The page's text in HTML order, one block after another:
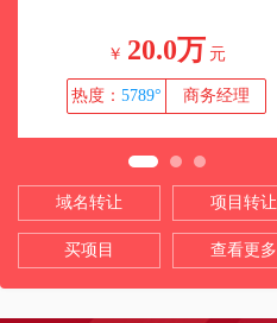
￥ 20.0万 元
热度： 5789° 商务经理
域名转让 项目转让
买项目 查看更多